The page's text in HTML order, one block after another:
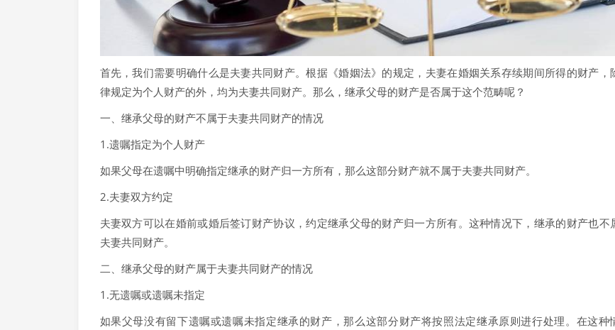
首先，我们需要明确什么是夫妻共同财产。根据《婚姻法》的规定，夫妻在婚姻关系存续期间所得的财产，
律规定为个人财产的外，均为夫妻共同财产。那么，继承父母的财产是否属于这个范畴呢？
一、继承父母的财产不属于夫妻共同财产的情况
1.遗嘱指定为个人财产
如果父母在遗嘱中明确指定继承的财产归一方所有，那么这部分财产就不属于夫妻共同财产。
2.夫妻双方约定
夫妻双方可以在婚前或婚后签订财产协议，约定继承父母的财产归一方所有。这种情况下，继承的财产也不
夫妻共同财产。
二、继承父母的财产属于夫妻共同财产的情况
1.无遗嘱或遗嘱未指定
如果父母没有留下遗嘱或遗嘱未指定继承的财产，那么这部分财产将按照法定继承原则进行处理。在这种